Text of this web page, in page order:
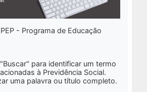
- Programa de Educação
"Buscar" para identificar um termo
à Previdência Social.
uma palavra ou título completo.